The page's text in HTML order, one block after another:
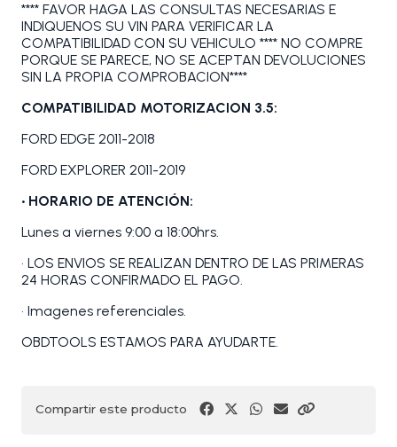
**** FAVOR HAGA LAS CONSULTAS NECESARIAS E
INDIQUENOS SU VIN PARA VERIFICAR LA
COMPATIBILIDAD CON SU VEHICULO **** NO COMPRE
PORQUE SE PARECE, NO SE ACEPTAN DEVOLUCIONES
SIN LA PROPIA COMPROBACION****
COMPATIBILIDAD MOTORIZACION 3.5:
FORD EDGE 2011-2018
FORD EXPLORER 2011-2019
• HORARIO DE ATENCIÓN:
Lunes a viernes 9:00 a 18:00hrs.
• LOS ENVIOS SE REALIZAN DENTRO DE LAS PRIMERAS
24 HORAS CONFIRMADO EL PAGO.
• Imagenes referenciales.
OBDTOOLS ESTAMOS PARA AYUDARTE.
Compartir este producto